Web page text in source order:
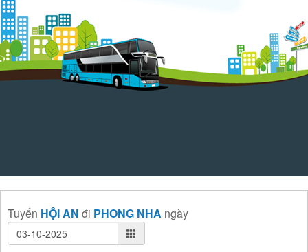
Tuyến HỘI AN đi PHONG NHA ngày